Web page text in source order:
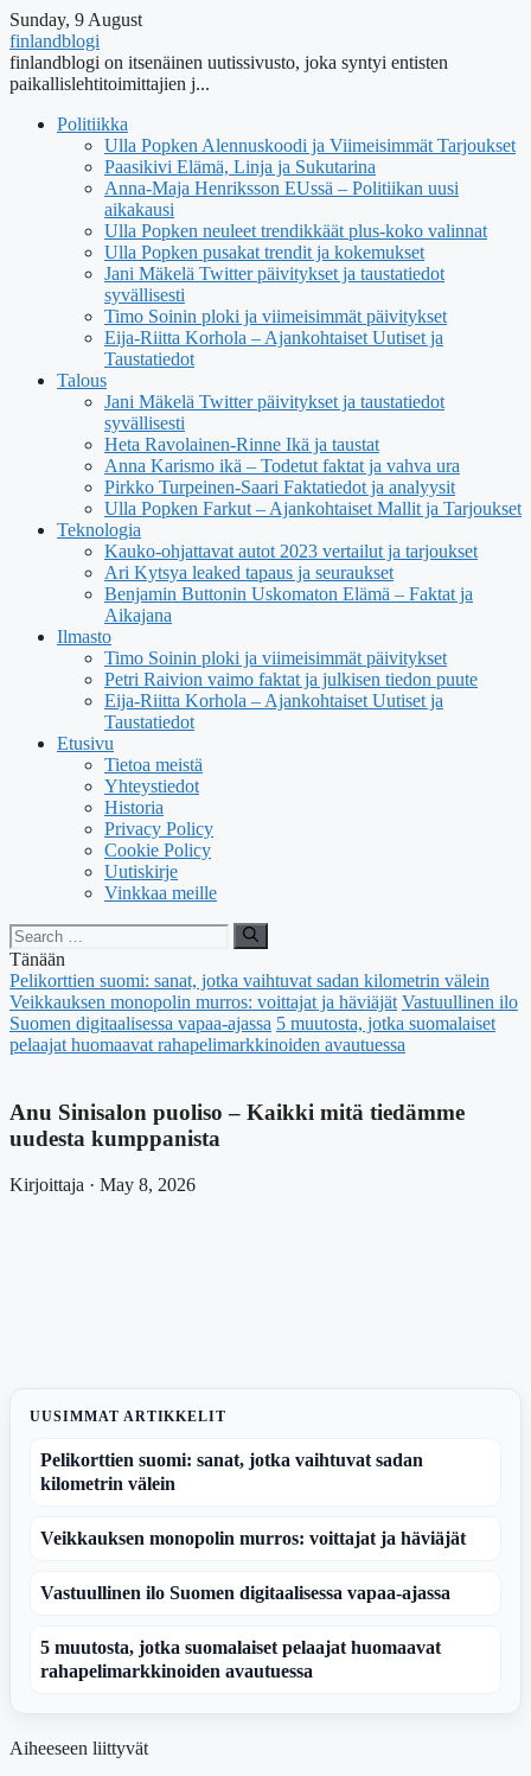
Sunday, 9 August
finlandblogi
finlandblogi on itsenäinen uutissivusto, joka syntyi entisten
paikallislehtitoimittajien j...
Politiikka
Ulla Popken Alennuskoodi ja Viimeisimmät Tarjoukset
Paasikivi Elämä, Linja ja Sukutarina
Anna-Maja Henriksson EUssä – Politiikan uusi
aikakausi
Ulla Popken neuleet trendikkäät plus-koko valinnat
Ulla Popken pusakat trendit ja kokemukset
Jani Mäkelä Twitter päivitykset ja taustatiedot
syvällisesti
Timo Soinin ploki ja viimeisimmät päivitykset
Eija-Riitta Korhola – Ajankohtaiset Uutiset ja
Taustatiedot
Talous
Jani Mäkelä Twitter päivitykset ja taustatiedot
syvällisesti
Heta Ravolainen-Rinne Ikä ja taustat
Anna Karismo ikä – Todetut faktat ja vahva ura
Pirkko Turpeinen-Saari Faktatiedot ja analyysit
Ulla Popken Farkut – Ajankohtaiset Mallit ja Tarjoukset
Teknologia
Kauko-ohjattavat autot 2023 vertailut ja tarjoukset
Ari Kytsya leaked tapaus ja seuraukset
Benjamin Buttonin Uskomaton Elämä – Faktat ja
Aikajana
Ilmasto
Timo Soinin ploki ja viimeisimmät päivitykset
Petri Raivion vaimo faktat ja julkisen tiedon puute
Eija-Riitta Korhola – Ajankohtaiset Uutiset ja
Taustatiedot
Etusivu
Tietoa meistä
Yhteystiedot
Historia
Privacy Policy
Cookie Policy
Uutiskirje
Vinkkaa meille
Search
for:
Tänään
Pelikorttien suomi: sanat, jotka vaihtuvat sadan kilometrin välein
Veikkauksen monopolin murros: voittajat ja häviäjät Vastuullinen ilo
Suomen digitaalisessa vapaa-ajassa 5 muutosta, jotka suomalaiset
pelaajat huomaavat rahapelimarkkinoiden avautuessa
Anu Sinisalon puoliso – Kaikki mitä tiedämme
uudesta kumppanista
Kirjoittaja · May 8, 2026
UUSIMMAT ARTIKKELIT
Pelikorttien suomi: sanat, jotka vaihtuvat sadan
kilometrin välein
Veikkauksen monopolin murros: voittajat ja häviäjät
Vastuullinen ilo Suomen digitaalisessa vapaa-ajassa
5 muutosta, jotka suomalaiset pelaajat huomaavat
rahapelimarkkinoiden avautuessa
Aiheeseen liittyvät